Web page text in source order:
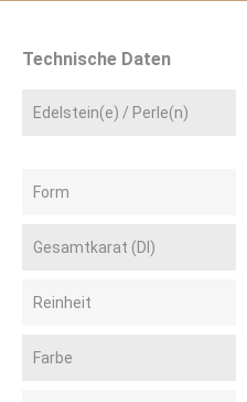
Technische Daten
Edelstein(e) / Perle(n)
Form
Gesamtkarat (DI)
Reinheit
Farbe